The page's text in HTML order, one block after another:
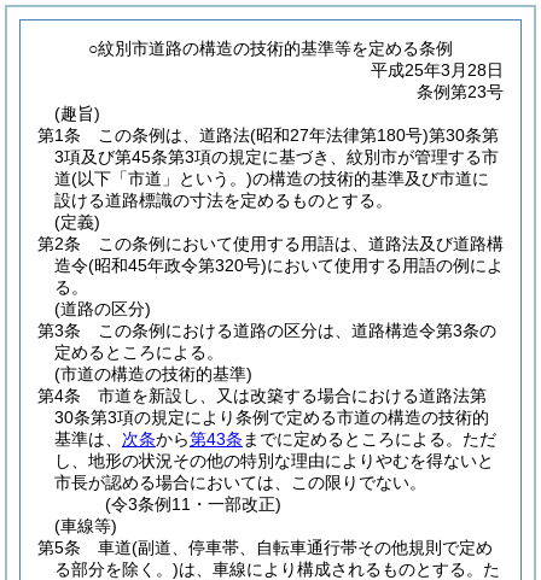
○紋別市道路の構造の技術的基準等を定める条例
平成25年3月28日
条例第23号
(趣旨)
第1条
この条例は、道路法(昭和27年法律第180号)第30条第
3項及び第45条第3項の規定に基づき、紋別市が管理する市
道(以下「市道」という。)の構造の技術的基準及び市道に
設ける道路標識の寸法を定めるものとする。
(定義)
第2条
この条例において使用する用語は、道路法及び道路構
造令(昭和45年政令第320号)において使用する用語の例によ
る。
(道路の区分)
第3条
この条例における道路の区分は、道路構造令第3条の
定めるところによる。
(市道の構造の技術的基準)
第4条
市道を新設し、又は改築する場合における道路法第
30条第3項の規定により条例で定める市道の構造の技術的
基準は、 次条から第43条 までに定めるところによる。 ただ
し、地形の状況その他の特別な理由によりやむを得ないと
市長が認める場合においては、この限りでない。
(令3条例11・一部改正)
(車線等)
第5条
車道(副道、停車帯、自転車通行帯その他規則で定め
る部分を除く。)は、車線により構成されるものとする。 た